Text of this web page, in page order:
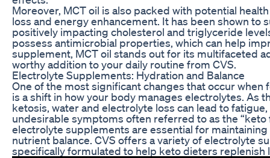
Moreover, MCT oil is also packed with potential
loss and energy enhancement. It has been shown to
positively impacting cholesterol and triglyceride
possess antimicrobial properties, which can help
supplement, MCT oil stands out for its multifaceted
worthy addition to your daily routine from CVS.
Electrolyte Supplements: Hydration and Balance
One of the most significant changes that occur when
is a shift in how your body manages electrolytes. As
ketosis, water and electrolyte loss can lead to
undesirable symptoms often referred to as the “keto
electrolyte supplements are essential for
nutrient balance. CVS offers a variety of electrolyte
specifically formulated to help keto dieters replenish